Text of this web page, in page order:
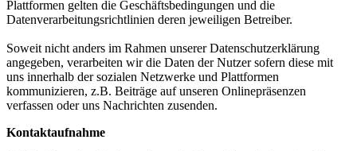
Plattformen gelten die Geschäftsbedingungen und die
Datenverarbeitungsrichtlinien deren jeweiligen Betreiber.
Soweit nicht anders im Rahmen unserer Datenschutzerklärung
angegeben, verarbeiten wir die Daten der Nutzer sofern diese mit
uns innerhalb der sozialen Netzwerke und Plattformen
kommunizieren, z.B. Beiträge auf unseren Onlinepräsenzen
verfassen oder uns Nachrichten zusenden.
Kontaktaufnahme